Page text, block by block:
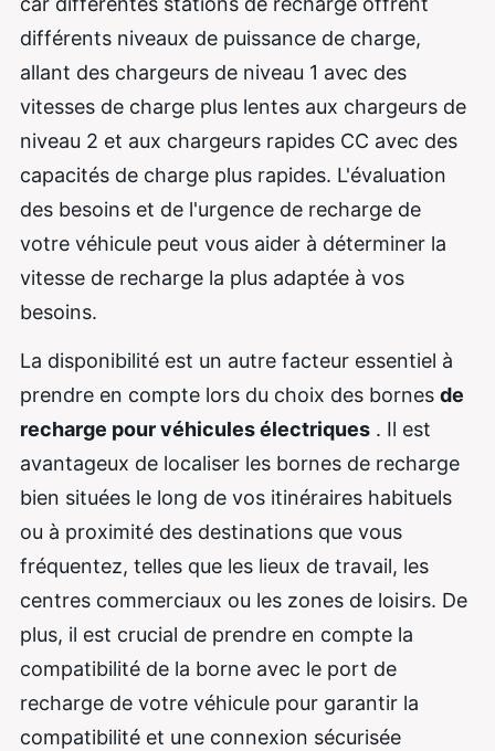
différents niveaux de puissance de charge,
allant des chargeurs de niveau 1 avec des
vitesses de charge plus lentes aux chargeurs de
niveau 2 et aux chargeurs rapides CC avec des
capacités de charge plus rapides. L'évaluation
des besoins et de l'urgence de recharge de
votre véhicule peut vous aider à déterminer la
vitesse de recharge la plus adaptée à vos
besoins.
La disponibilité est un autre facteur essentiel à
prendre en compte lors du choix des bornes de
recharge pour véhicules électriques . Il est
avantageux de localiser les bornes de recharge
bien situées le long de vos itinéraires habituels
ou à proximité des destinations que vous
fréquentez, telles que les lieux de travail, les
centres commerciaux ou les zones de loisirs. De
plus, il est crucial de prendre en compte la
compatibilité de la borne avec le port de
recharge de votre véhicule pour garantir la
compatibilité et une connexion sécurisée